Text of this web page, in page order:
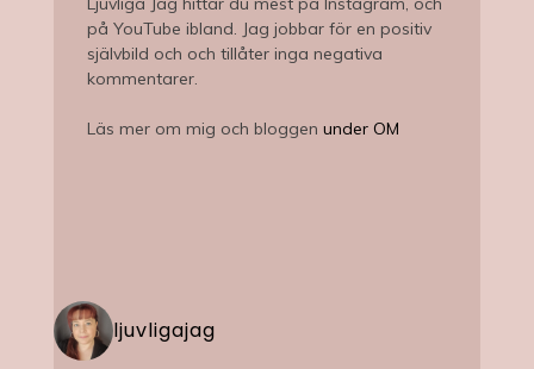
på YouTube ibland. Jag jobbar för en positiv
självbild och och tillåter inga negativa
kommentarer.
Läs mer om mig och bloggenunder OM
ljuvligajag